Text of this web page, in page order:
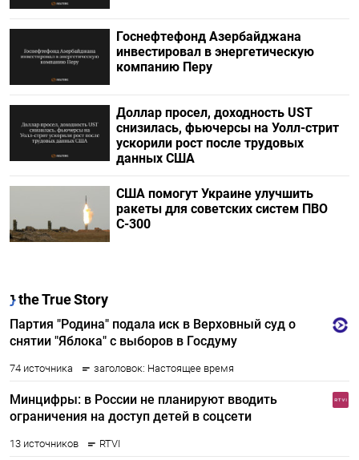
Госнефтефонд Азербайджана
инвестировал в энергетическую
компанию Перу
Доллар просел, доходность UST
снизилась, фьючерсы на Уолл-стрит
ускорили рост после трудовых
данных США
США помогут Украине улучшить
ракеты для советских систем ПВО
С-300